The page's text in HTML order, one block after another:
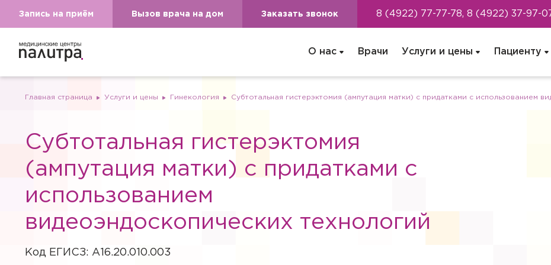
Запись на приём Вызов врача на дом Заказать звонок 8 (4922) 77-77-78, 8 (4922) 37-97-
О нас Врачи Услуги и цены Пациенту
Главная страница Услуги и цены Гинекология Субтотальная гистерэктомия (ампутация матки) с придатками с использованием
Субтотальная гистерэктомия
(ампутация матки) с придатками с
использованием
видеоэндоскопических технологий
Код ЕГИСЗ: A16.20.010.003